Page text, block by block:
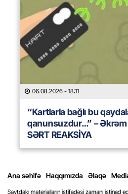
06.08.2026 - 18:11
“Kartlarla bağlı bu
qanunsuzdur…” –
SƏRT REAKSİYA
Ana səhifə Haqqımızda Əlaqə
Saytdakı materialların istifadəsi zamanı istinad